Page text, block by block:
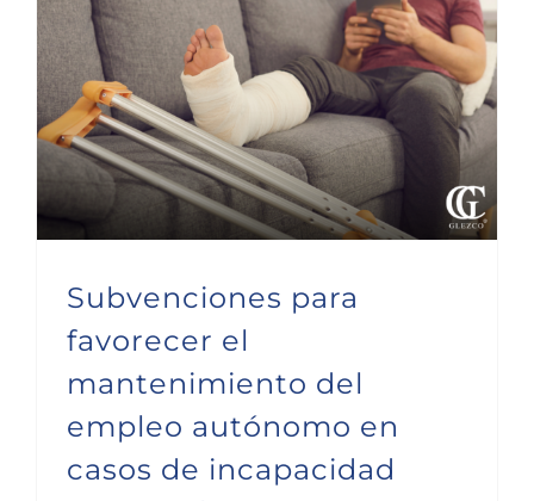
Subvenciones para
favorecer el
mantenimiento del
empleo autónomo en
casos de incapacidad